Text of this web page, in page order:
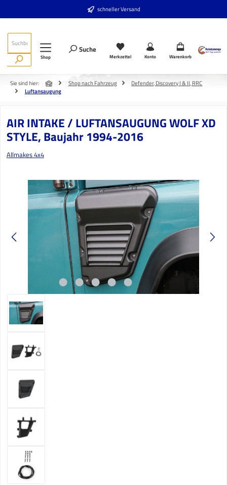
schneller Versand
Shop
Suche
Merkzettel Konto Warenkorb
Sie sind hier: Shop nach Fahrzeug
Defender, Discovery I & II, RRC
Luftansaugung
AIR INTAKE / LUFTANSAUGUNG WOLF XD
STYLE, Baujahr 1994-2016
Allmakes 4x4
Bildergalerie überspringen